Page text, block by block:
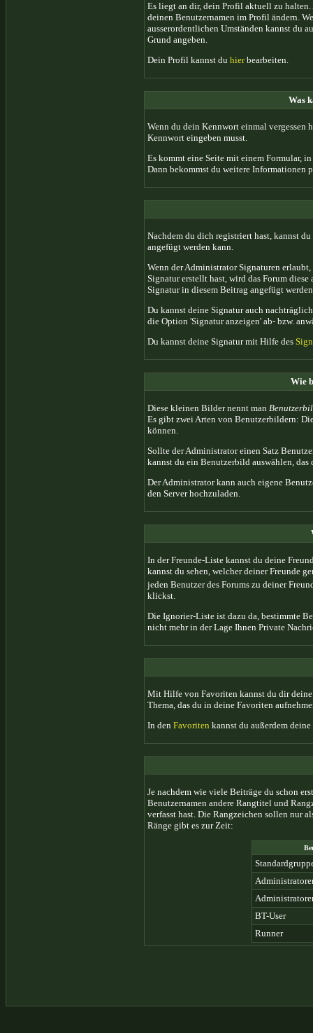
Es liegt an dir, dein Profil aktuell zu
deinen Benutzernamen im Profil ändern.
ausserordentlichen Umständen kannst du
Grund angeben.
Dein Profil kannst du hierbearbeiten.
Was
Wenn du dein Kennwort einmal vergessen
Kennwort eingeben musst.
Es kommt eine Seite mit einem Formular,
Dann bekommst du weitere Informationen
Nachdem du dich registriert hast, kannst
angefügt werden kann.
Wenn der Administrator Signaturen
Signatur erstellt hast, wird das Forum
Signatur in diesem Beitrag angefügt
Du kannst deine Signatur auch
die Option 'Signatur anzeigen' ab- bzw.
Du kannst deine Signatur mit Hilfe des
Wie
Diese kleinen Bilder nennt man
Es gibt zwei Arten von Benutzerbildern:
können.
Sollte der Administrator einen Satz
kannst du ein Benutzerbild auswählen,
Der Administrator kann auch eigene
den Server hochzuladen.
In der Freunde-Liste kannst du deine
kannst du sehen, welcher deiner Freunde
jeden Benutzer des Forums zu deiner
klickst.
Die Ignorier-Liste ist dazu da, bestimmte
nicht mehr in der Lage Ihnen Private
Mit Hilfe von Favoriten kannst du dir
Thema, das du in deine Favoriten
In den Favoriten kannst du außerdem
Je nachdem wie viele Beiträge du schon
Benutzernamen andere Rangtitel und
verfasst hast. Die Rangzeichen sollen nur
Ränge gibt es zur Zeit:
BT-User
Runner